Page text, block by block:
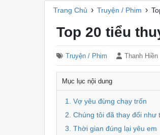
Trang Chủ › Truyện / Phim ›
Top 20 tiểu
Truyện / Phim Thanh Hiền
Mục lục nội dung
1. Vợ yêu đừng chạy trốn
2. Chúng tôi đã thay đổi như
3. Thời gian đúng lại yêu em